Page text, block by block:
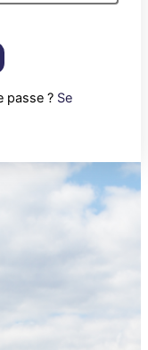
passe ? Se